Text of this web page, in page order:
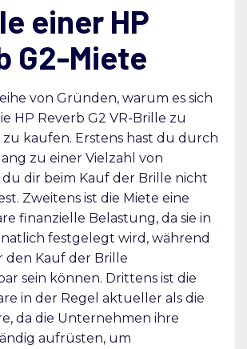
einer HP
G2-Miete
von Gründen, warum es sich
HP Reverb G2 VR-Brille zu
zu kaufen. Erstens hast du durch
zu einer Vielzahl von
dir beim Kauf der Brille nicht
Zweitens ist die Miete eine
finanzielle Belastung, da sie in
festgelegt wird, während
den Kauf der Brille
sein können. Drittens ist die
in der Regel aktueller als die
da die Unternehmen ihre
aufrüsten, um